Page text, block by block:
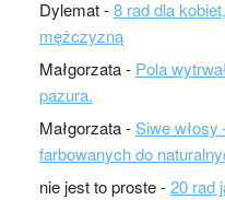
Dylemat-8 rad dla
mężczyzną
Małgorzata- Pola
pazura.
Małgorzata-Siwe
farbowanych do
nie jest to proste-20 rad